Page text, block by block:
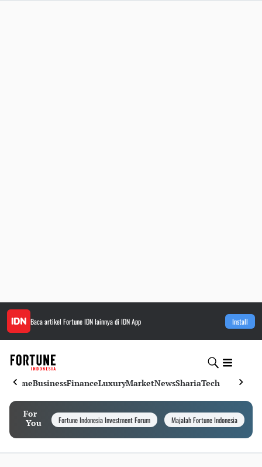
Baca artikel Fortune IDNlainnya di IDN App Install
HomeBusinessFinanceLuxuryMarketNewsShariaTech
For
You
Fortune Indonesia Investment Forum Majalah Fortune Indonesia